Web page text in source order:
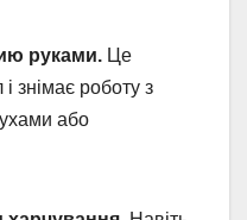
руками. Це
знімає роботу з
або